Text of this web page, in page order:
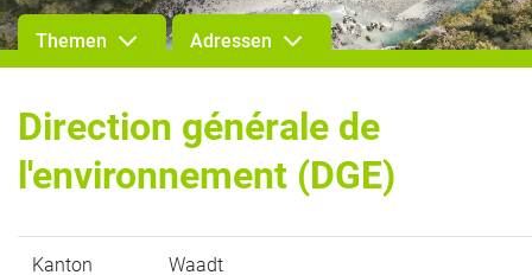
Themen Adressen
Direction générale de
l'environnement (DGE)
Kanton Waadt